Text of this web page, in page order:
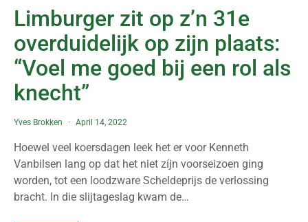
Limburger zit op z’n 31e
overduidelijk op zijn plaats:
“Voel me goed bij een rol als
knecht”
Yves Brokken April 14, 2022
Hoewel veel koersdagen leek het er voor Kenneth
Vanbilsen lang op dat het niet zíjn voorseizoen ging
worden, tot een loodzware Scheldeprijs de verlossing
bracht. In die slijtageslag kwam de…